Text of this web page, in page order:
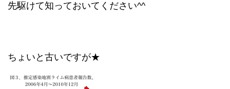
先駆けて知っておいてください^^
ちょいと古いですが★